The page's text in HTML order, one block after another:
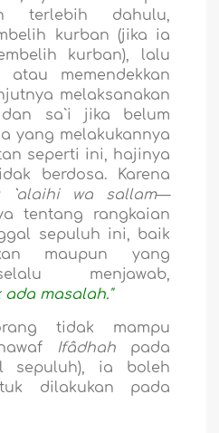
terlebih dahulu,
kurban (jika ia
kurban), lalu
atau memendekkan
melaksanakan
sa`i jika belum
yang melakukannya
seperti ini, hajinya
berdosa. Karena
`alaihi wa sallam—
tentang rangkaian
sepuluh ini, baik
maupun yang
menjawab,
ada masalah."
tidak mampu
Ifâdhahpada
sepuluh), ia boleh
dilakukan pada